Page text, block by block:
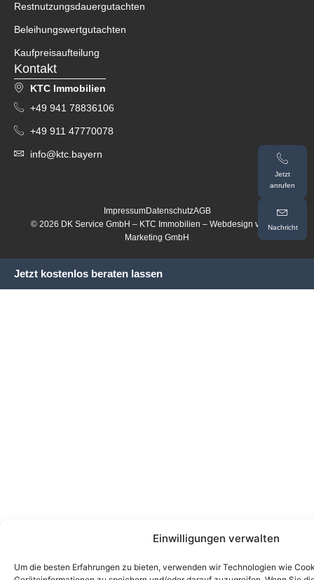
Einwilligungen verwalten
Um die besten Erfahrungen zu bieten, verwenden wir Technologien wie
Restnutzungsdauergutachten
Beleihungswertgutachten
Kaufpreisaufteilung
Kontakt
KTC Immobilien
+49 941 78836106
+49 911 47770078
info@ktc.bayern
ImpressumDatenschutzAGB
© 2026 DK Service GmbH – KTC Immobilien – Webdesign vonMF
Marketing GmbH
Jetzt
anrufen
Nachricht
Jetzt kostenlos beraten lassen